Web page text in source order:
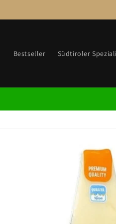
Bestseller Südtiroler